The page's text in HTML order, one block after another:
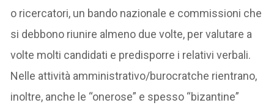
o ricercatori, un bando nazionale e commissioni che
si debbono riunire almeno due volte, per valutare a
volte molti candidati e predisporre i relativi verbali.
Nelle attività amministrativo/burocratche rientrano,
inoltre, anche le “onerose” e spesso “bizantine”